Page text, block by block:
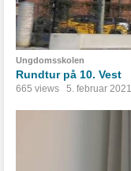
Ungdomsskolen
Rundtur på 10. Vest
665 views 5. februar 2021